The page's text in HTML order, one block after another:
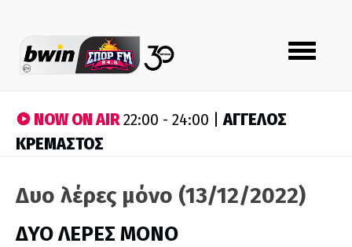
Toggle
navigation
NOW ON AIR22:00 - 24:00 |ΑΓΓΕΛΟΣ
ΚΡΕΜΑΣΤΟΣ
Δυο λέρες μόνο (13/12/2022)
ΔΥΟ ΛΕΡΕΣ ΜΟΝΟ